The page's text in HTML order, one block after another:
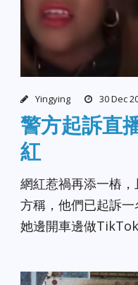
Yingying 30 Dec
警方起訴直
紅
網紅惹禍再添一樁
方稱，他們已起訴
她邊開車邊做